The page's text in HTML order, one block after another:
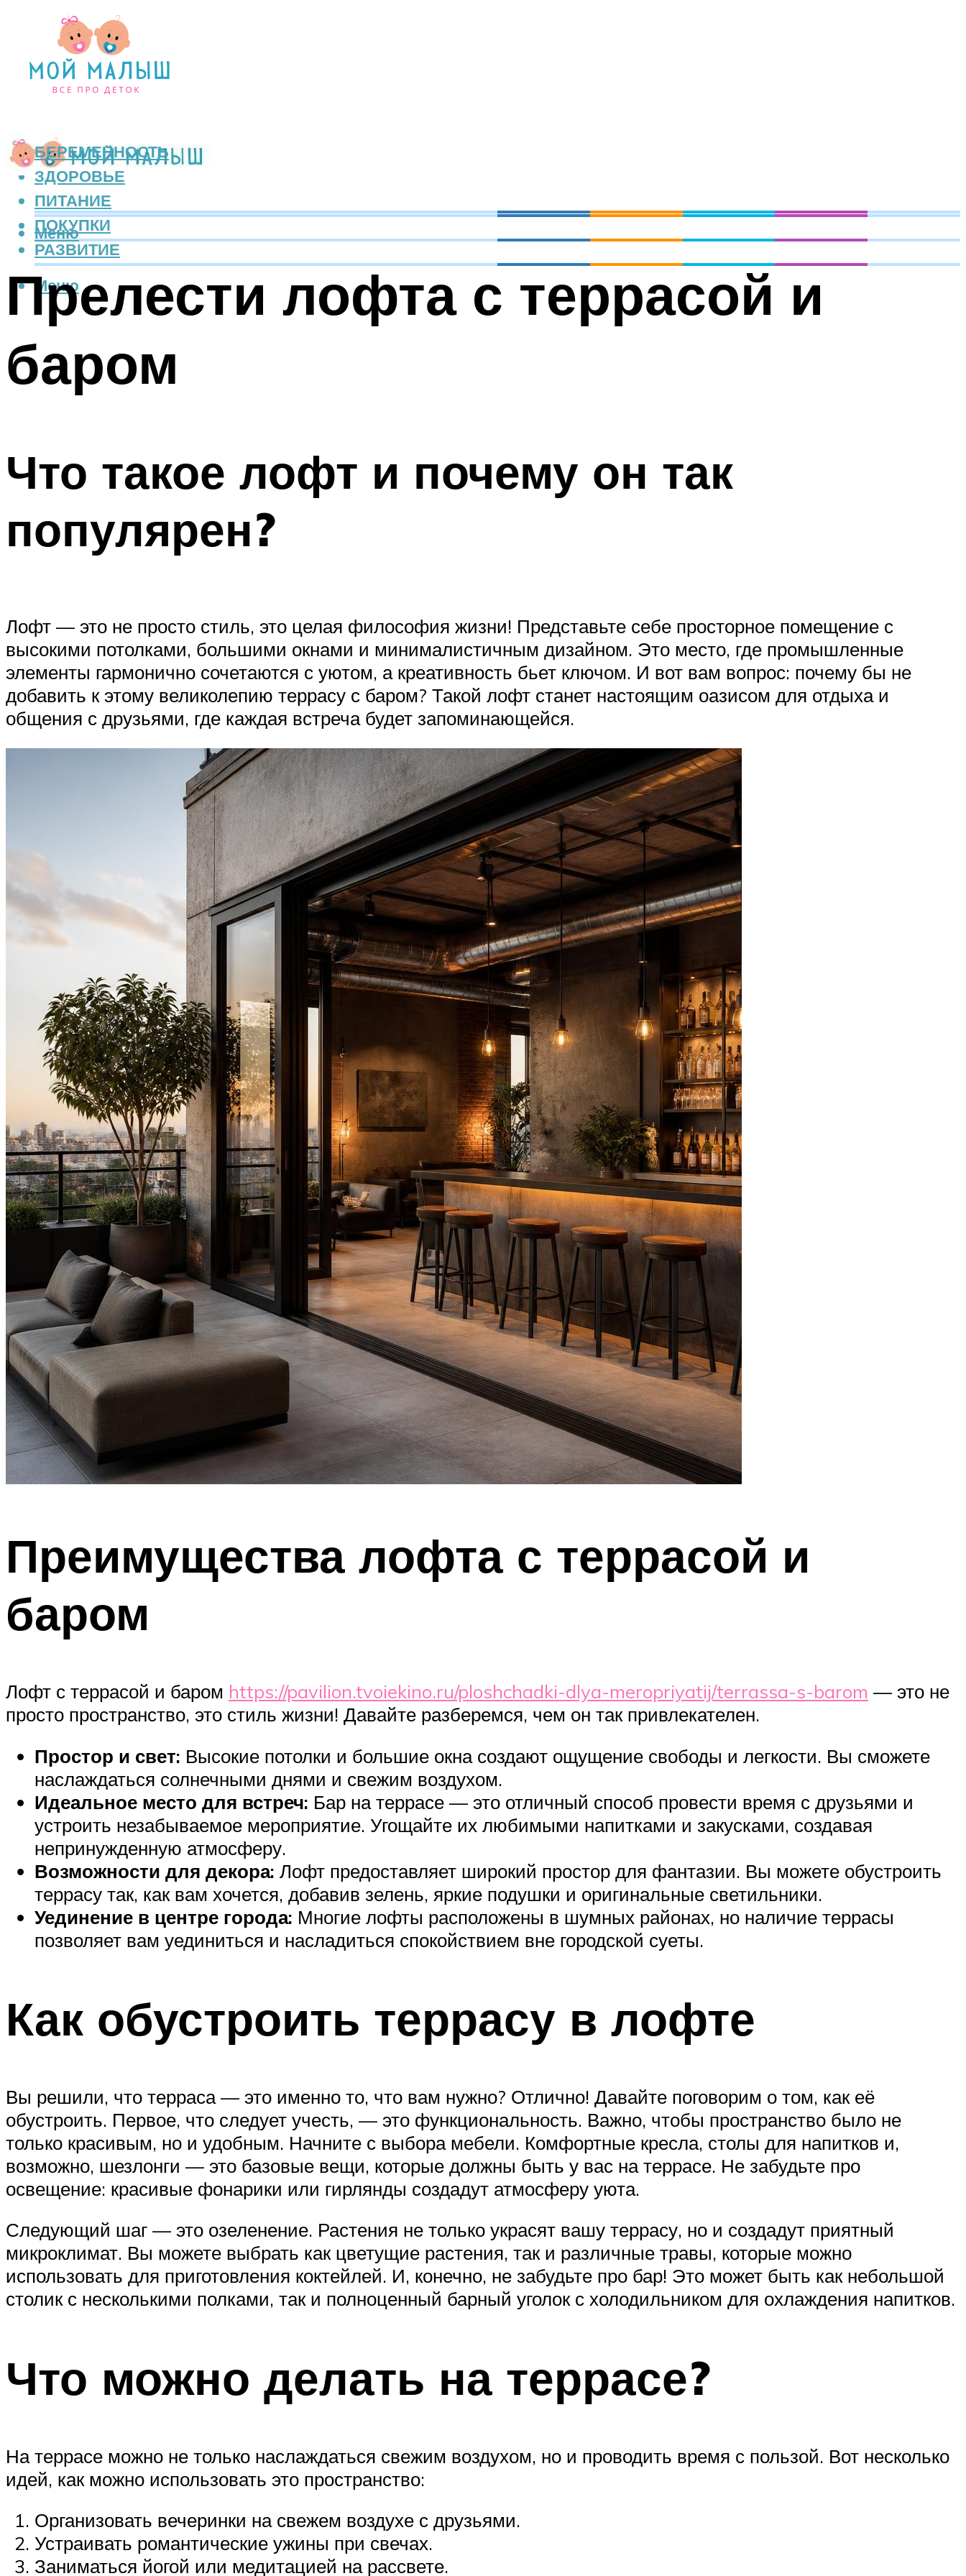
БЕРЕМЕННОСТЬ
ЗДОРОВЬЕ
ПИТАНИЕ
ПОКУПКИ
РАЗВИТИЕ
Меню
Меню
Прелести лофта с террасой и
баром
Что такое лофт и почему он так
популярен?
Лофт — это не просто стиль, это целая философия жизни! Представьте себе просторное помещение с
высокими потолками, большими окнами и минималистичным дизайном. Это место, где промышленные
элементы гармонично сочетаются с уютом, а креативность бьет ключом. И вот вам вопрос: почему бы не
добавить к этому великолепию террасу с баром? Такой лофт станет настоящим оазисом для отдыха и
общения с друзьями, где каждая встреча будет запоминающейся.
Преимущества лофта с террасой и
баром
Лофт с террасой и баром https://pavilion.tvoiekino.ru/ploshchadki-dlya-meropriyatij/terrassa-s-barom — это не
просто пространство, это стиль жизни! Давайте разберемся, чем он так привлекателен.
Простор и свет: Высокие потолки и большие окна создают ощущение свободы и легкости. Вы сможете
наслаждаться солнечными днями и свежим воздухом.
Идеальное место для встреч: Бар на террасе — это отличный способ провести время с друзьями и
устроить незабываемое мероприятие. Угощайте их любимыми напитками и закусками, создавая
непринужденную атмосферу.
Возможности для декора: Лофт предоставляет широкий простор для фантазии. Вы можете обустроить
террасу так, как вам хочется, добавив зелень, яркие подушки и оригинальные светильники.
Уединение в центре города: Многие лофты расположены в шумных районах, но наличие террасы
позволяет вам уединиться и насладиться спокойствием вне городской суеты.
Как обустроить террасу в лофте
Вы решили, что терраса — это именно то, что вам нужно? Отлично! Давайте поговорим о том, как её
обустроить. Первое, что следует учесть, — это функциональность. Важно, чтобы пространство было не
только красивым, но и удобным. Начните с выбора мебели. Комфортные кресла, столы для напитков и,
возможно, шезлонги — это базовые вещи, которые должны быть у вас на террасе. Не забудьте про
освещение: красивые фонарики или гирлянды создадут атмосферу уюта.
Следующий шаг — это озеленение. Растения не только украсят вашу террасу, но и создадут приятный
микроклимат. Вы можете выбрать как цветущие растения, так и различные травы, которые можно
использовать для приготовления коктейлей. И, конечно, не забудьте про бар! Это может быть как небольшой
столик с несколькими полками, так и полноценный барный уголок с холодильником для охлаждения напитков.
Что можно делать на террасе?
На террасе можно не только наслаждаться свежим воздухом, но и проводить время с пользой. Вот несколько
идей, как можно использовать это пространство:
Организовать вечеринки на свежем воздухе с друзьями.
Устраивать романтические ужины при свечах.
Заниматься йогой или медитацией на рассвете.